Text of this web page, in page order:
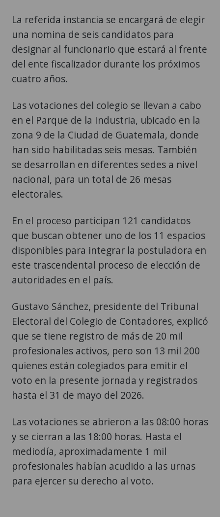
La referida instancia se encargará de elegir
una nomina de seis candidatos para
designar al funcionario que estará al frente
del ente fiscalizador durante los próximos
cuatro años.
Las votaciones del colegio se llevan a cabo
en el Parque de la Industria, ubicado en la
zona 9 de la Ciudad de Guatemala, donde
han sido habilitadas seis mesas. También
se desarrollan en diferentes sedes a nivel
nacional, para un total de 26 mesas
electorales.
En el proceso participan 121 candidatos
que buscan obtener uno de los 11 espacios
disponibles para integrar la postuladora en
este trascendental proceso de elección de
autoridades en el país.
Gustavo Sánchez, presidente del Tribunal
Electoral del Colegio de Contadores, explicó
que se tiene registro de más de 20 mil
profesionales activos, pero son 13 mil 200
quienes están colegiados para emitir el
voto en la presente jornada y registrados
hasta el 31 de mayo del 2026.
Las votaciones se abrieron a las 08:00 horas
y se cierran a las 18:00 horas. Hasta el
mediodía, aproximadamente 1 mil
profesionales habían acudido a las urnas
para ejercer su derecho al voto.